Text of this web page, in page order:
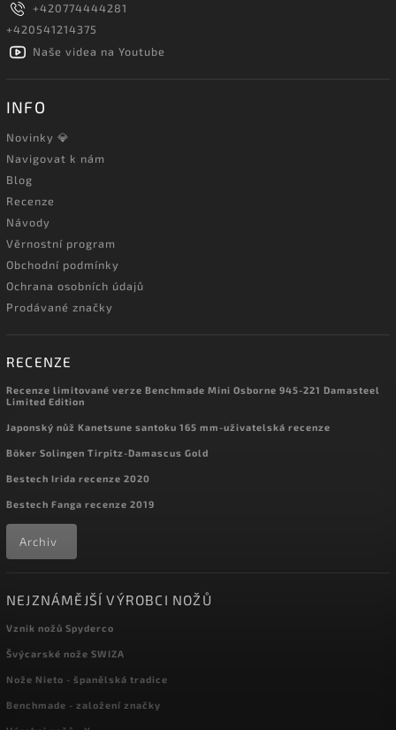
+420774444281
+420541214375
Naše videa na Youtube
INFO
Novinky 💎
Navigovat k nám
Blog
Recenze
Návody
Věrnostní program
Obchodní podmínky
Ochrana osobních údajů
Prodávané značky
RECENZE
Recenze limitované verze Benchmade Mini Osborne 945-221 Damasteel
Limited Edition
Japonský nůž Kanetsune santoku 165 mm-uživatelská recenze
Böker Solingen Tirpitz-Damascus Gold
Bestech Irida recenze 2020
Bestech Fanga recenze 2019
Archiv
NEJZNÁMĚJŠÍ VÝROBCI NOŽŮ
Vznik nožů Spyderco
Švýcarské nože SWIZA
Nože Nieto - španělská tradice
Benchmade - založení značky